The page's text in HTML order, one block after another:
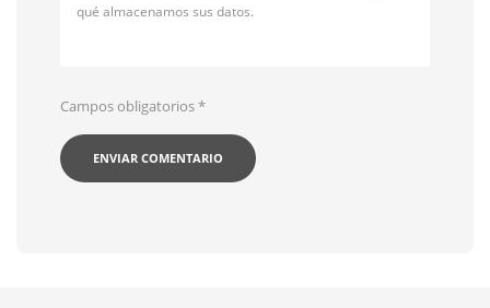
qué almacenamos sus datos.
Campos obligatorios*